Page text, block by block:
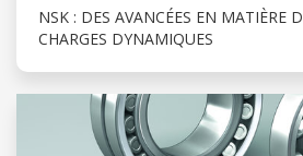
NSK : DES AVANCÉES EN MATIÈRE
CHARGES DYNAMIQUES